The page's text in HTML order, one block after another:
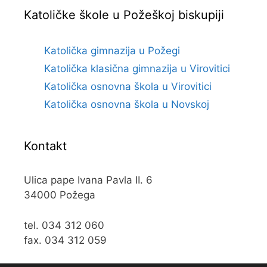
Katoličke škole u Požeškoj biskupiji
Katolička gimnazija u Požegi
Katolička klasična gimnazija u Virovitici
Katolička osnovna škola u Virovitici
Katolička osnovna škola u Novskoj
Kontakt
Ulica pape Ivana Pavla II. 6
34000 Požega
tel. 034 312 060
fax. 034 312 059